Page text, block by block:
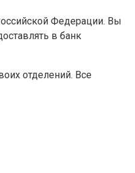
Федерации. Вы
в банк
отделений. Все